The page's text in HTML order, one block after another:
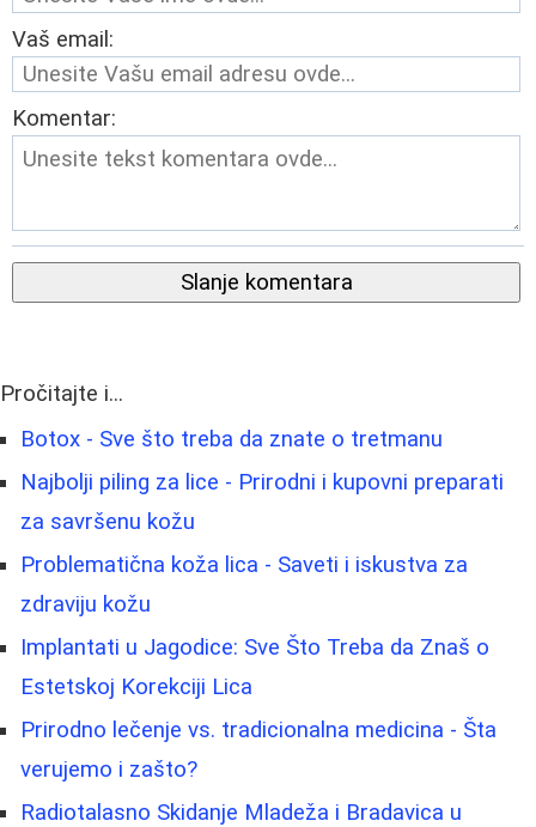
Vaš email:
Komentar:
Slanje komentara
Pročitajte i...
Botox - Sve što treba da znate o tretmanu
Najbolji piling za lice - Prirodni i kupovni preparati
za savršenu kožu
Problematična koža lica - Saveti i iskustva za
zdraviju kožu
Implantati u Jagodice: Sve Što Treba da Znaš o
Estetskoj Korekciji Lica
Prirodno lečenje vs. tradicionalna medicina - Šta
verujemo i zašto?
Radiotalasno Skidanje Mladeža i Bradavica u